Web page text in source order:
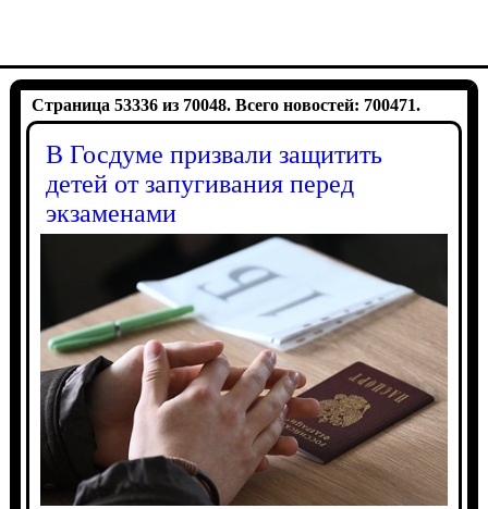
Страница 53336 из 70048. Всего новостей: 700471.
В Госдуме призвали защитить
детей от запугивания перед
экзаменами